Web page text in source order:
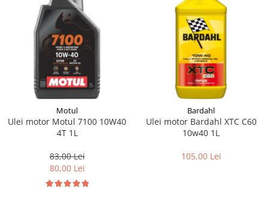
Motul
Ulei motor Motul 7100 10W40
4T 1L
83,00 Lei
80,00 Lei
Bardahl
Ulei motor Bardahl XTC C60
10w40 1L
105,00 Lei